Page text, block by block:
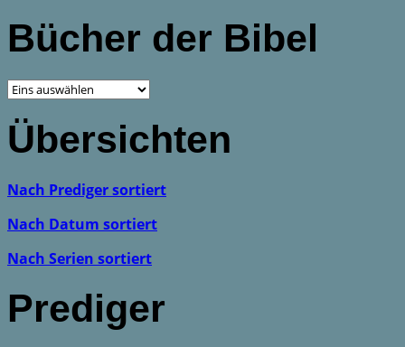
Bücher der Bibel
Übersichten
Nach Prediger sortiert
Nach Datum sortiert
Nach Serien sortiert
Prediger